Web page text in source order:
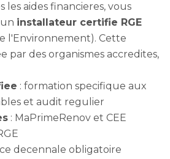
aides financieres, vous
installateur certifie RGE
l'Environnement). Cette
par des organismes accredites,
: formation specifique aux
et audit regulier
: MaPrimeRenov et CEE
decennale obligatoire